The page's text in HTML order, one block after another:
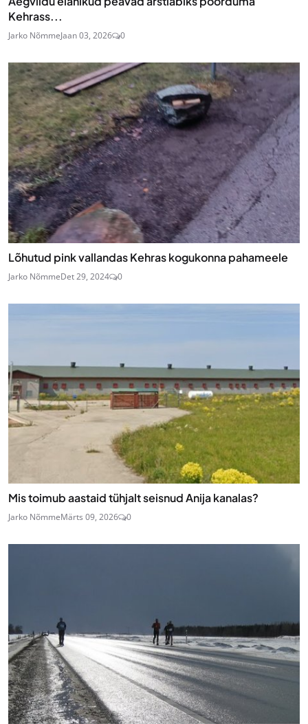
Kehrass...
Jarko NõmmeJaan 03, 2026 0
Lõhutud pink vallandas Kehras kogukonna pahameele
Jarko NõmmeDet 29, 2024 0
Mis toimub aastaid tühjalt seisnud Anija kanalas?
Jarko NõmmeMärts 09, 2026 0